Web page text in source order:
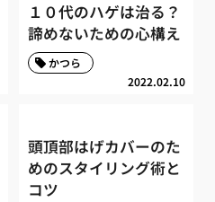
１０代のハゲは治る？
諦めないための心構え
2022.02.10
かつら
頭頂部はげカバーのた
めのスタイリング術と
コツ